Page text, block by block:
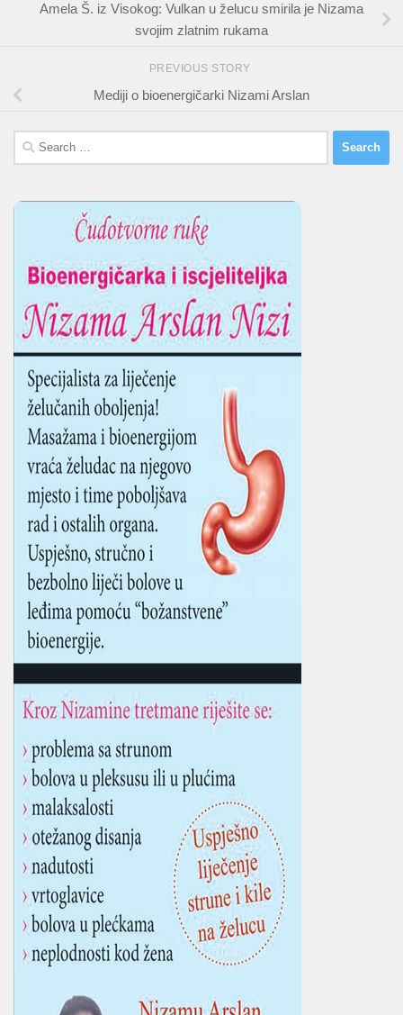
Amela Š. iz Visokog: Vulkan u želucu smirila je Nizama
svojim zlatnim rukama
PREVIOUS STORY
Mediji o bioenergičarki Nizami Arslan
Search
for: